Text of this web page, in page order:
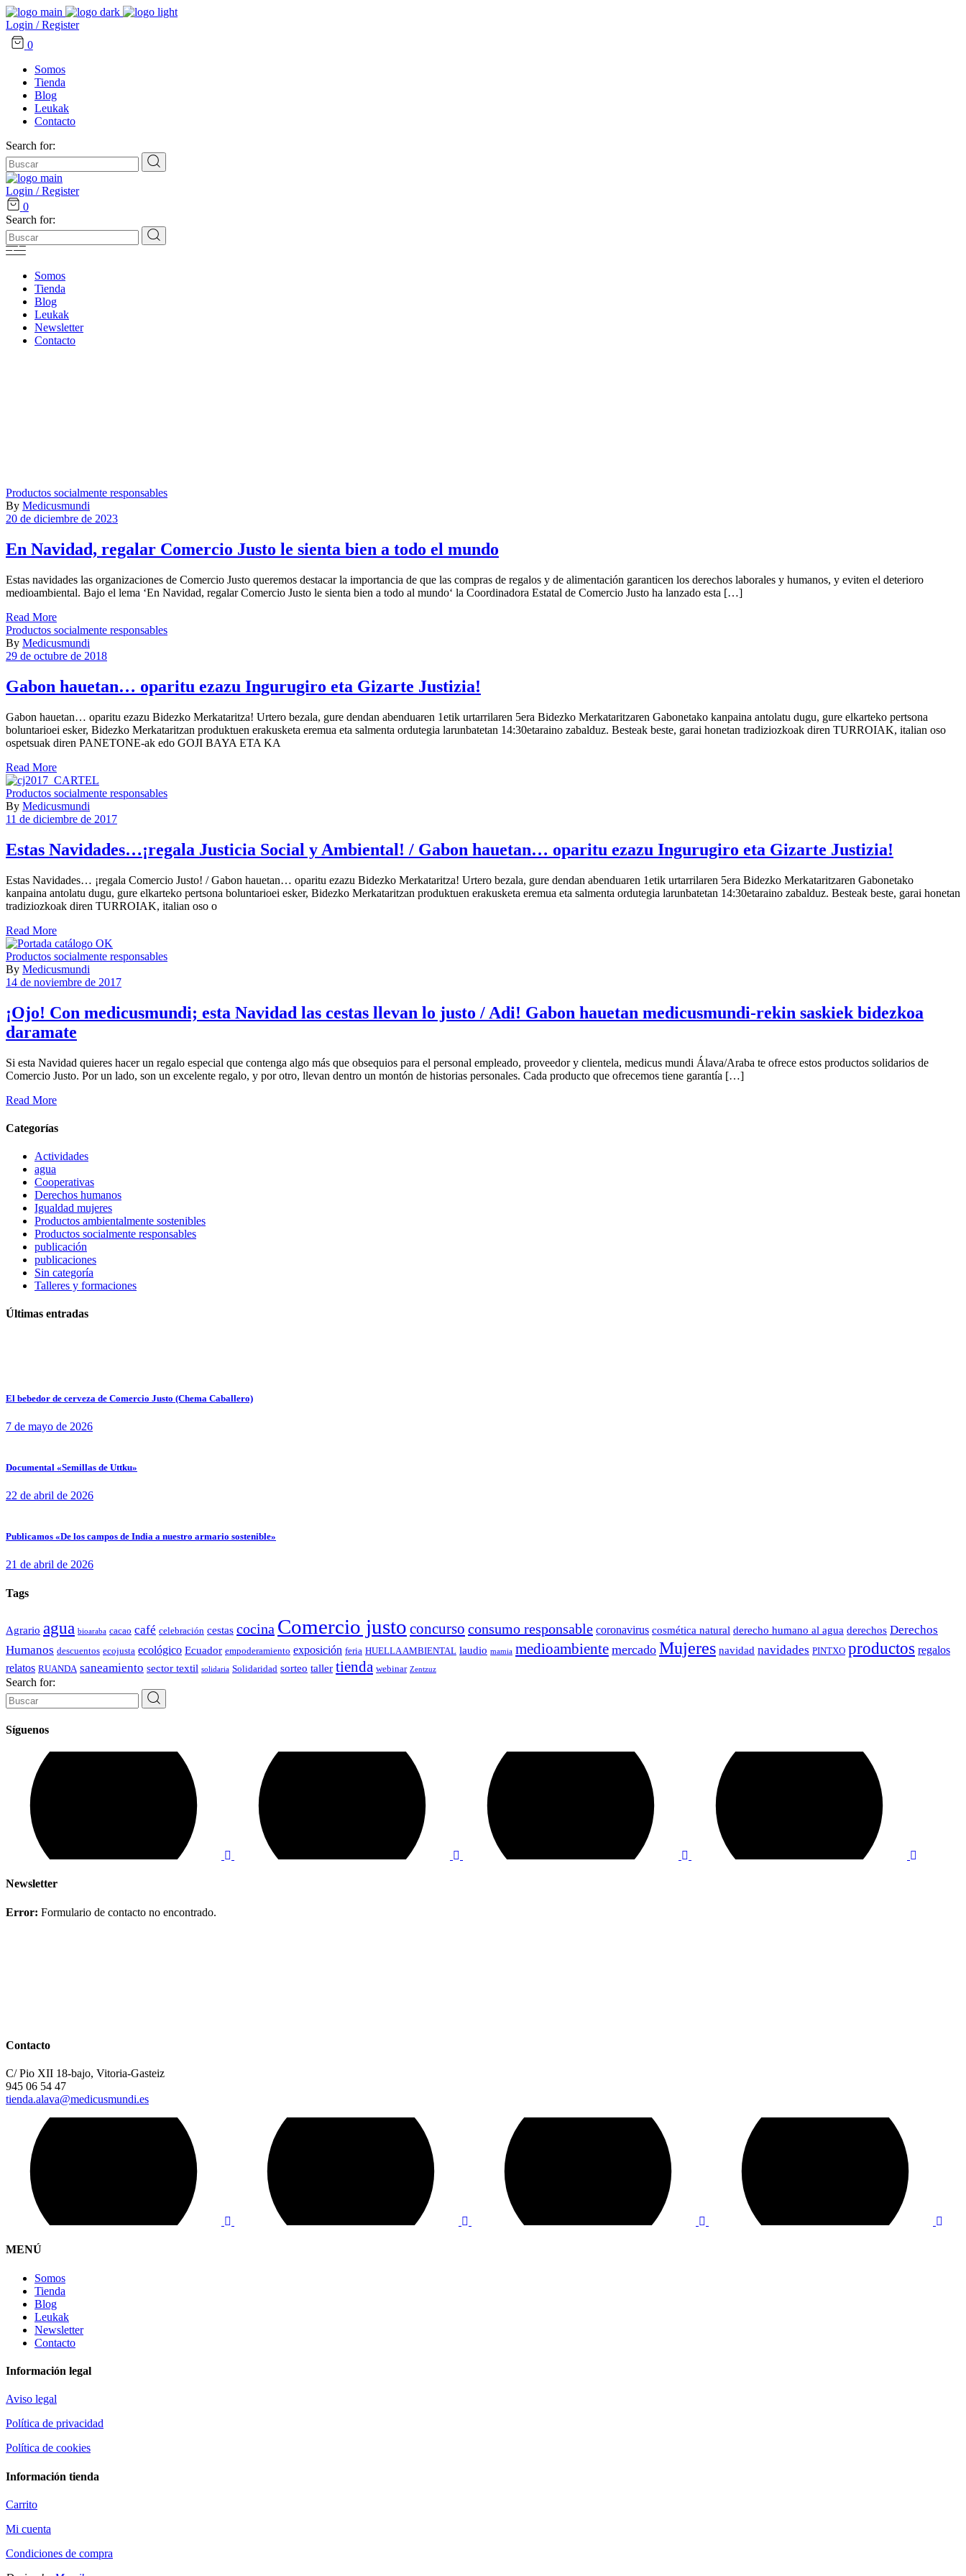
Login / Register
0
Somos
Tienda
Blog
Leukak
Contacto
Search for:
Login / Register
0
Search for:
Somos
Tienda
Blog
Leukak
Newsletter
Contacto
Productos socialmente responsables
By Medicusmundi
20 de diciembre de 2023
En Navidad, regalar Comercio Justo le sienta bien a todo el mundo
Estas navidades las organizaciones de Comercio Justo queremos destacar la importancia de que las compras de regalos y de alimentación garanticen los derechos laborales y humanos, y eviten el deterioro
medioambiental. Bajo el lema ‘En Navidad, regalar Comercio Justo le sienta bien a todo al mundo‘ la Coordinadora Estatal de Comercio Justo ha lanzado esta […]
Read More
Productos socialmente responsables
By Medicusmundi
29 de octubre de 2018
Gabon hauetan… oparitu ezazu Ingurugiro eta Gizarte Justizia!
Gabon hauetan… oparitu ezazu Bidezko Merkataritza! Urtero bezala, gure dendan abenduaren 1etik urtarrilaren 5era Bidezko Merkataritzaren Gabonetako kanpaina antolatu dugu, gure elkarteko pertsona
boluntarioei esker, Bidezko Merkataritzan produktuen erakusketa eremua eta salmenta ordutegia larunbatetan 14:30etaraino zabalduz. Besteak beste, garai honetan tradiziozkoak diren TURROIAK, italian oso
ospetsuak diren PANETONE-ak edo GOJI BAYA ETA KA
Read More
Productos socialmente responsables
By Medicusmundi
11 de diciembre de 2017
Estas Navidades…¡regala Justicia Social y Ambiental! / Gabon hauetan… oparitu ezazu Ingurugiro eta Gizarte Justizia!
Estas Navidades… ¡regala Comercio Justo! / Gabon hauetan… oparitu ezazu Bidezko Merkataritza! Urtero bezala, gure dendan abenduaren 1etik urtarrilaren 5era Bidezko Merkataritzaren Gabonetako
kanpaina antolatu dugu, gure elkarteko pertsona boluntarioei esker, Bidezko Merkataritzan produktuen erakusketa eremua eta salmenta ordutegia larunbatetan 14:30etaraino zabalduz. Besteak beste, garai honetan
tradiziozkoak diren TURROIAK, italian oso o
Read More
Productos socialmente responsables
By Medicusmundi
14 de noviembre de 2017
¡Ojo! Con medicusmundi; esta Navidad las cestas llevan lo justo / Adi! Gabon hauetan medicusmundi-rekin saskiek bidezkoa
daramate
Si esta Navidad quieres hacer un regalo especial que contenga algo más que obsequios para el personal empleado, proveedor y clientela, medicus mundi Álava/Araba te ofrece estos productos solidarios de
Comercio Justo. Por un lado, son un excelente regalo, y por otro, llevan dentro un montón de historias personales. Cada producto que ofrecemos tiene garantía […]
Read More
Categorías
Actividades
agua
Cooperativas
Derechos humanos
Igualdad mujeres
Productos ambientalmente sostenibles
Productos socialmente responsables
publicación
publicaciones
Sin categoría
Talleres y formaciones
Últimas entradas
El bebedor de cerveza de Comercio Justo (Chema Caballero)
7 de mayo de 2026
Documental «Semillas de Uttku»
22 de abril de 2026
Publicamos «De los campos de India a nuestro armario sostenible»
21 de abril de 2026
Tags
Agrario agua bioaraba cacao café celebración cestas cocina Comercio justo concurso consumo responsable coronavirus cosmética natural derecho humano al agua derechos Derechos
Humanos descuentos ecojusta ecológico Ecuador empoderamiento exposición feria HUELLA AMBIENTAL laudio mamia medioambiente mercado Mujeres navidad navidades PINTXO productos regalos
relatos RUANDA saneamiento sector textil solidaria Solidaridad sorteo taller tienda webinar Zentzuz
Search for:
Síguenos
Newsletter
Error: Formulario de contacto no encontrado.
Contacto
C/ Pio XII 18-bajo, Vitoria-Gasteiz
945 06 54 47
tienda.alava@medicusmundi.es
MENÚ
Somos
Tienda
Blog
Leukak
Newsletter
Contacto
Información legal
Aviso legal
Política de privacidad
Política de cookies
Información tienda
Carrito
Mi cuenta
Condiciones de compra